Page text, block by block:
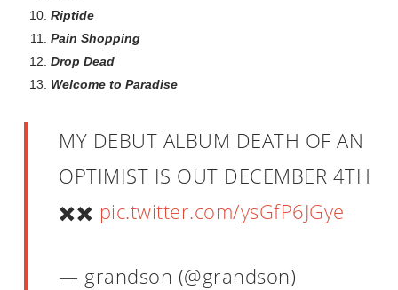
Riptide
Pain Shopping
Drop Dead
Welcome to Paradise
MY DEBUT ALBUM DEATH OF AN
OPTIMIST IS OUT DECEMBER 4TH
✖️✖️ pic.twitter.com/ysGfP6JGye
— grandson (@grandson)